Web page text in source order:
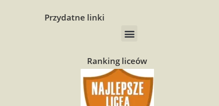
Przydatne linki
Ranking liceów